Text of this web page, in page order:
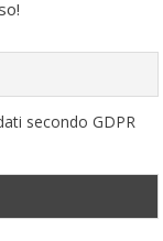
secondo GDPR